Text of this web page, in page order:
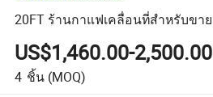
20FT ร้านกาแฟเคลื่อนที่สำหรับขาย
US$1,460.00-2,500.00
4 ชิ้น (MOQ)